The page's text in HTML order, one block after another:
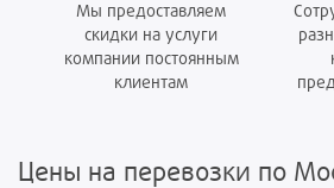
Мы предоставляем
скидки на услуги
компании постоянным
клиентам
Цены на перевозки по